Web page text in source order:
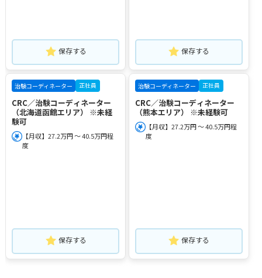
保存する 保存する
治験コーディネーター 正社員
CRC／治験コーディネーター
（北海道函館エリア） ※未経
験可
【月収】27.2万円 ～ 40.5万円程
度
保存する
治験コーディネーター 正社員
CRC／治験コーディネーター
（熊本エリア） ※未経験可
【月収】27.2万円 ～ 40.5万円程
度
保存する